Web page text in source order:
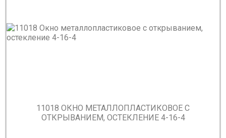
11018 ОКНО МЕТАЛЛОПЛАСТИКОВОЕ С
ОТКРЫВАНИЕМ, ОСТЕКЛЕНИЕ 4-16-4